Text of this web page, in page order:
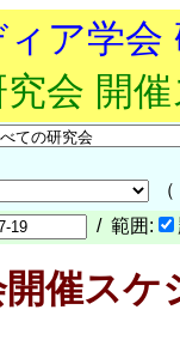
ア学会
究会 開
（
/ 範囲:
催スケ